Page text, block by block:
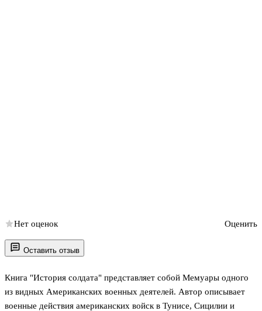
Оставить отзыв
Книга "История солдата" представляет собой Мемуары одного
из видных Американских военных деятелей. Автор описывает
военные действия американских войск в Тунисе, Сицилии и
Нет оценок Оценить